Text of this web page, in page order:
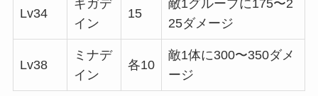
Lv34
ギガデ
イン
15
敵1グループに175〜2
25ダメージ
Lv38
ミナデ
イン
各10
敵1体に300〜350ダメ
ージ